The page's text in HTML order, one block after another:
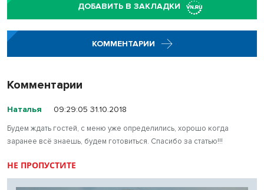
ДОБАВИТЬ В ЗАКЛАДКИ
КОММЕНТАРИИ
Комментарии
Наталья 09:29:05 31.10.2018
Будем ждать гостей, с меню уже определились, хорошо когда
заранее всё знаешь, будем готовиться. Спасибо за статью!!!
НЕ ПРОПУСТИТЕ